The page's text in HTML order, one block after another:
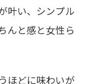
叶い、シンプル
んと感と女性ら
ほどに味わいが